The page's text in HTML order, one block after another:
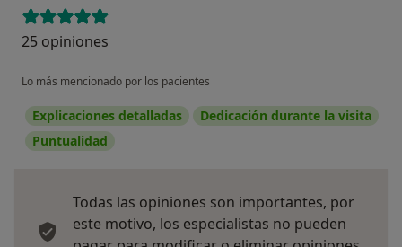
25 opiniones
Lo más mencionado por los pacientes
Explicaciones detalladas
Dedicación durante la visita
Puntualidad
Todas las opiniones son importantes, por
este motivo, los especialistas no pueden